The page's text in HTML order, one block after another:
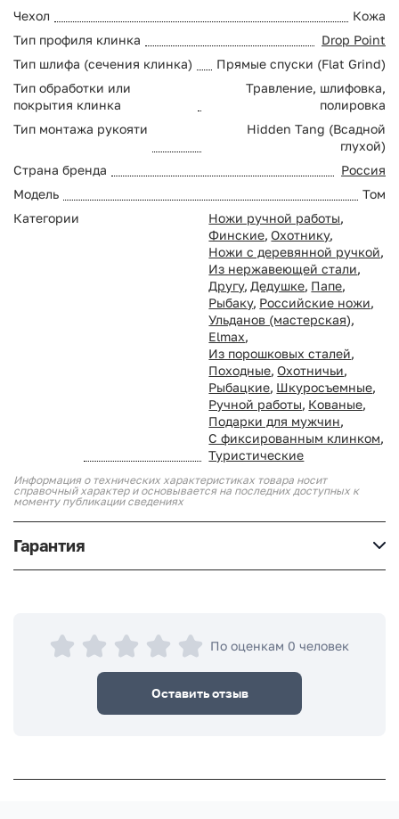
Чехол
Кожа
Тип профиля клинка
Drop Point
Тип шлифа (сечения клинка)
Прямые спуски (Flat Grind)
Тип обработки или
покрытия клинка
Травление, шлифовка,
полировка
Тип монтажа рукояти
Hidden Tang (Всадной
глухой)
Страна бренда
Россия
Модель
Том
Категории
Ножи ручной работы,
Финские, Охотнику,
Ножи с деревянной ручкой,
Из нержавеющей стали,
Другу, Дедушке, Папе,
Рыбаку, Российские ножи,
Ульданов (мастерская),
Elmax,
Из порошковых сталей,
Походные, Охотничьи,
Рыбацкие, Шкуросъемные,
Ручной работы, Кованые,
Подарки для мужчин,
С фиксированным клинком,
Туристические
Информация о технических характеристиках товара носит
справочный характер и основывается на последних доступных к
моменту публикации сведениях
Гарантия
По оценкам 0 человек
Оставить отзыв